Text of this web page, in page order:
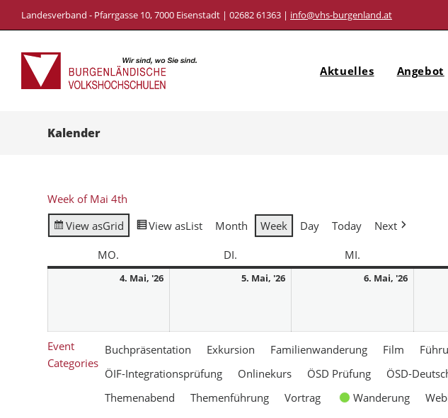
Landesverband - Pfarrgasse 10, 7000 Eisenstadt | 02682 61363 | info@vhs-burgenland.at
Aktuelles Angebot
Kalender
Week of Mai 4th
View asGrid View asList Month Week Day Today Next
MO. DI. MI.
4. Mai, '26 5. Mai, '26 6. Mai, '26
Event
Categories
Buchpräsentation Exkursion Familienwanderung Film
ÖIF-Integrationsprüfung
Onlinekurs ÖSD Prüfung ÖSD-
Themenabend
Themenführung Vortrag Wanderung